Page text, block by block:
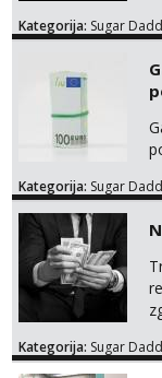
Kategorija: Sugar
Kategorija: Sugar
Kategorija: Sugar